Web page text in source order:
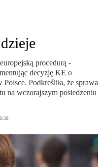
procedurą -
decyzję KE o
Podkreśliła, że sprawa
na wczorajszym posiedzeniu